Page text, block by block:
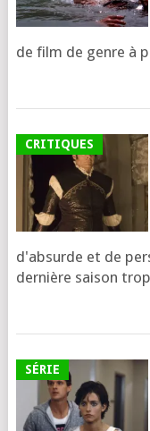
de film de genre à
CRITIQUES
d'absurde et de
dernière saison
SÉRIE